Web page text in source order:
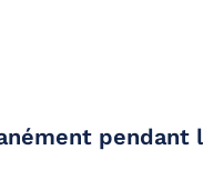
pendant